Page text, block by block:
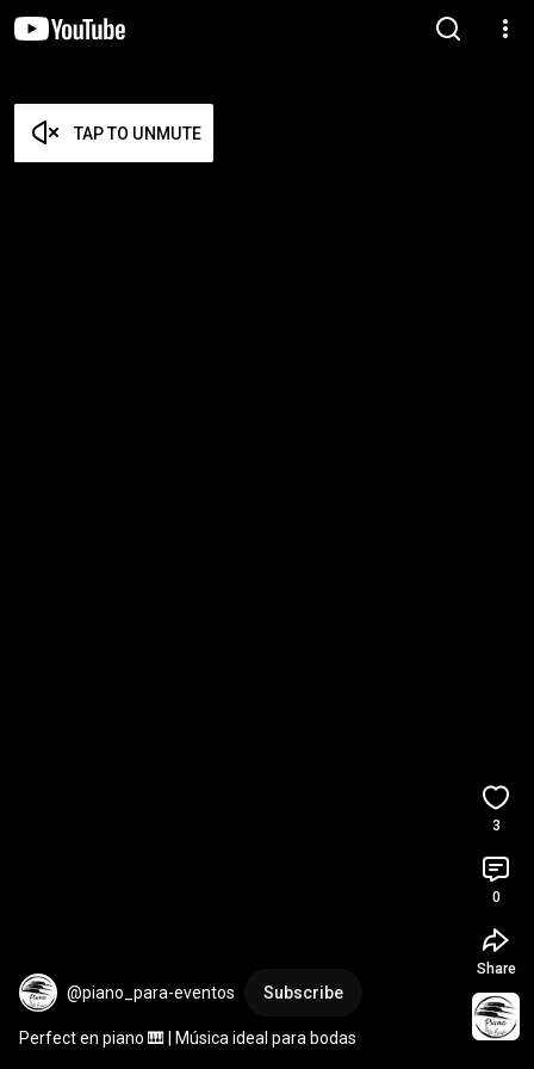
TAP TO UNMUTE
@piano_para-eventos Subscribe
Perfect en piano 🎹 | Música ideal para bodas
3
0
Share